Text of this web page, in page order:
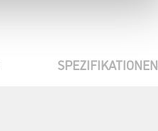
SPEZIFIKATIONEN